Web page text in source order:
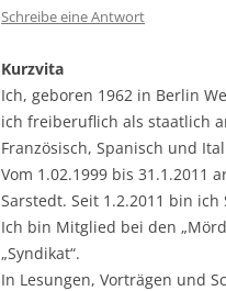
AXLUNG
„KIKERIFUSCH“
DAS AMULETT DES KÖNIGS
DAS GOLDENE HORN UND DIE
WÄCHTER DES WALDES
VON FEUERATEM BIS
SCHUPPENMASSAGE
Schreibe eine Antwort
Kurzvita
Ich, geboren 1962 in Berlin
ich freiberuflich als staatlich
Französisch, Spanisch und
Vom 1.02.1999 bis 31.1.2011
Sarstedt. Seit 1.2.2011 bin
Ich bin Mitglied bei den
„Syndikat“.
In Lesungen, Vorträgen und